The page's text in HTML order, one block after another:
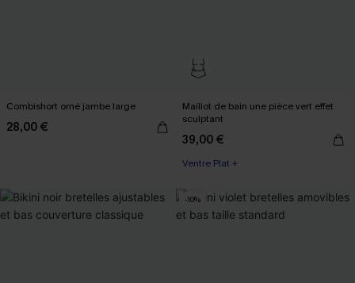
Combishort orné jambe large
28,00 €
Maillot de bain une pièce vert effet
sculptant
39,00 €
Ventre Plat +
-10%